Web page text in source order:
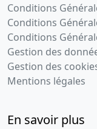
Conditions
Conditions
Conditions
Gestion des
Gestion des
Mentions légales
En savoir plus